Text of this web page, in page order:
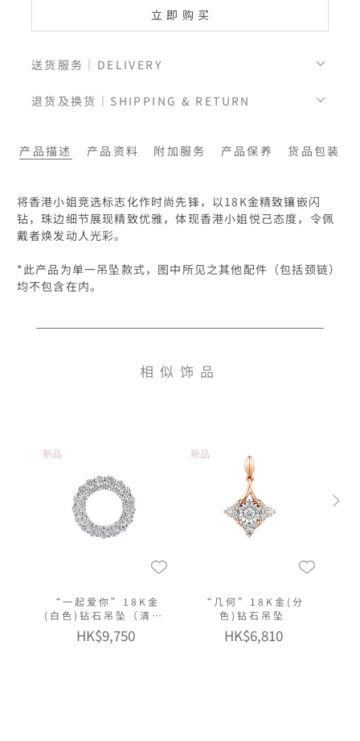
立即购买
送货服务｜DELIVERY
退货及换货｜SHIPPING & RETURN
产品描述 产品资料 附加服务 产品保养 货品包装
将香港小姐竞选标志化作时尚先锋，以18K金精致镶嵌闪
钻，珠边细节展现精致优雅，体现香港小姐悦己态度，令佩
戴者焕发动人光彩。
*此产品为单一吊坠款式，图中所见之其他配件（包括颈链）
均不包含在内。
相似饰品
新品
“一起爱你”18K金
(白色)钻石吊坠（清新
版）
HK$9,750
新品
“几何”18K金(分
色)钻石吊坠
HK$6,810